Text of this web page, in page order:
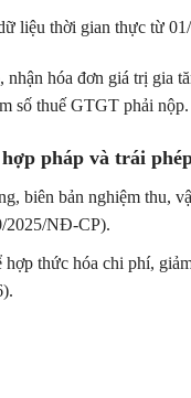
liệu thời gian thực từ
hóa đơn giá trị gia
số thuế GTGT phải nộp.
pháp và trái
biên bản nghiệm thu,
2025/NĐ-CP).
thức hóa chi phí,